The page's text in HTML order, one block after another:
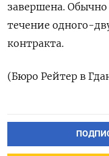
завершена.
течение одного-
контракта.
(Бюро Рейтер в